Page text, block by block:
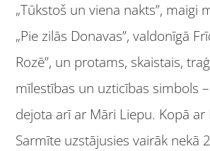
„Tūkstoš un viena nakts”, maigi
„Pie zilās Donavas”, valdonīgā
Rozē”, un protams, skaistais,
mīlestības un uzticības simbols
dejota arī ar Māri Liepu. Kopā ar
Sarmīte uzstājusies vairāk nekā